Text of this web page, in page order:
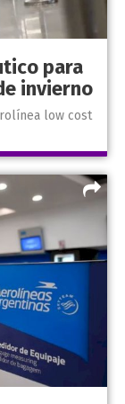
para
invierno
low cost